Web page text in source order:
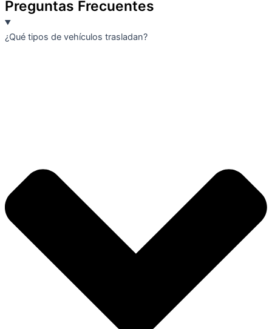
Preguntas Frecuentes
¿Qué tipos de vehículos trasladan?